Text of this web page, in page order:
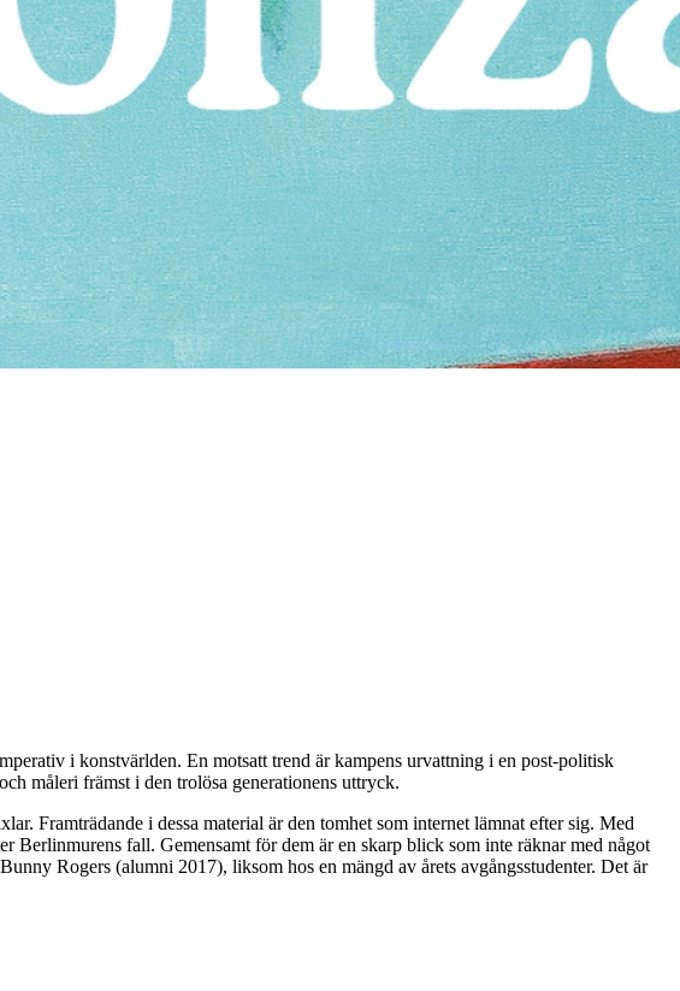
i konstvärlden. En motsatt trend är kampens urvattning i en post-politisk
måleri främst i den trolösa generationens uttryck.
Framträdande i dessa material är den tomhet som internet lämnat efter sig. Med
Berlinmurens fall. Gemensamt för dem är en skarp blick som inte räknar med något
Rogers (alumni 2017), liksom hos en mängd av årets avgångsstudenter. Det är